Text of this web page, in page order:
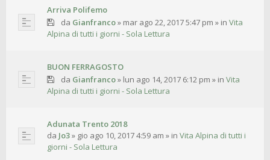
Arriva Polifemo
da Gianfranco» mar ago 22, 2017 5:47 pm » in Vita
Alpina di tutti i giorni - Sola Lettura
BUON FERRAGOSTO
da Gianfranco» lun ago 14, 2017 6:12 pm » in Vita
Alpina di tutti i giorni - Sola Lettura
Adunata Trento 2018
da Jo3» gio ago 10, 2017 4:59 am » in Vita Alpina di tutti i
giorni - Sola Lettura